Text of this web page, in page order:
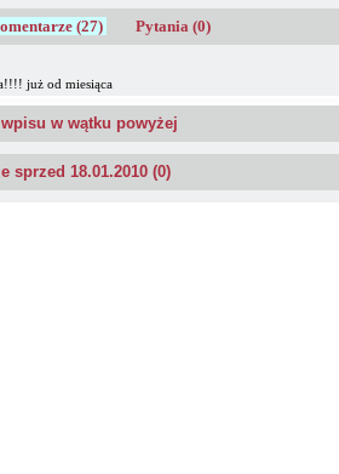
(27) Pytania (0)
już od miesiąca
w wątku powyżej
sprzed 18.01.2010 (0)